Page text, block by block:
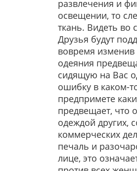
развлечения и
освещении, то
ткань. Видеть
Друзья будут
вовремя
одеяния
сидящую на Вас
ошибку в каком-
предпримете
предвещает, что
одеждой других,
коммерческих
печаль и
лице, это